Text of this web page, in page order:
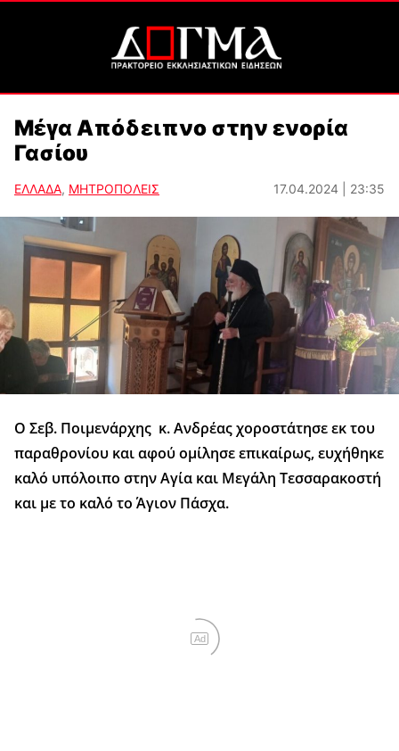
Μέγα Απόδειπνο στην ενορία
Γασίου
ΕΛΛΑΔΑ, ΜΗΤΡΟΠΟΛΕΙΣ 17.04.2024 | 23:35
Ο Σεβ. Ποιμενάρχης κ. Ανδρέας χοροστάτησε εκ του
παραθρονίου και αφού ομίλησε επικαίρως, ευχήθηκε
καλό υπόλοιπο στην Αγία και Μεγάλη Τεσσαρακοστή
και με το καλό το Άγιον Πάσχα.
Ad